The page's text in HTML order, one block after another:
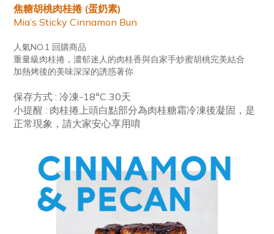
焦糖胡桃肉桂捲 (蛋奶素)
Mia’s Sticky Cinnamon Bun
人氣NO.1 回購商品
重量級肉桂捲，濃郁迷人的肉桂香與自家手炒蜜胡桃完美結合
加熱烤後的美味深深的誘惑著你
保存方式 : 冷凍-18°C 30天
小提醒 : 肉桂捲上頭白點部分為肉桂糖霜冷凍後凝固，是
正常現象，請大家安心享用唷